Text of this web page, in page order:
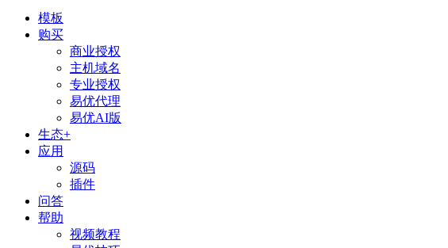
模板
购买
商业授权
主机域名
专业授权
易优代理
易优AI版
生态+
应用
源码
插件
问答
帮助
视频教程